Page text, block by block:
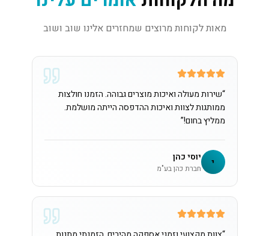
מאות לקוחות מרוצים שמחזרים אלינו שוב ושוב
“שירות מעולה ואיכות מוצרים גבוהה. הזמנו חולצות
ממותגות לצוות ואיכות ההדפסה הייתה מושלמת.
ממליץ בחום!”
י יוסי כהן
חברת כהן בע"מ